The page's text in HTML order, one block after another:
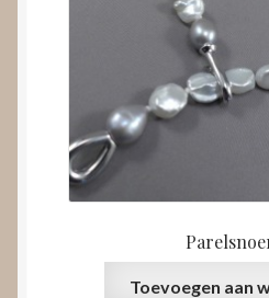
Toevoegen aan